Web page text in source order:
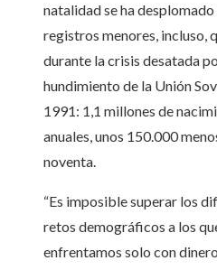
natalidad se ha desplomado
registros menores, incluso,
durante la crisis desatada
hundimiento de la Unión
1991: 1,1 millones de
anuales, unos 150.000
noventa.
“Es imposible superar los
retos demográficos a los
enfrentamos solo con